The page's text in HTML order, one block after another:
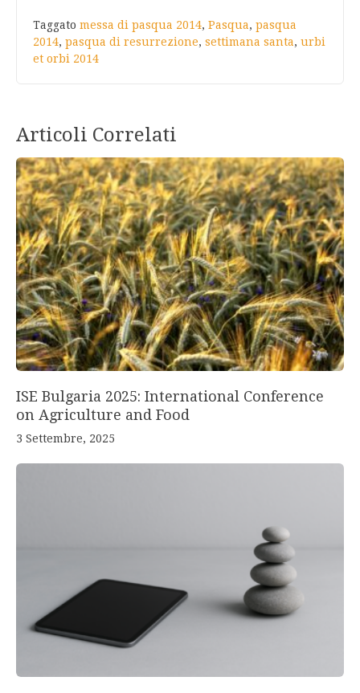
Taggato messa di pasqua 2014, Pasqua, pasqua
2014, pasqua di resurrezione, settimana santa, urbi
et orbi 2014
Articoli Correlati
ISE Bulgaria 2025: International Conference
on Agriculture and Food
3 Settembre, 2025